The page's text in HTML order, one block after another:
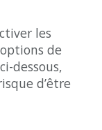
les
de
dessous,
d’être